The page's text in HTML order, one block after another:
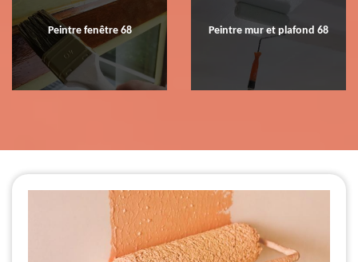
Peintre fenêtre 68 Peintre mur et plafond 68